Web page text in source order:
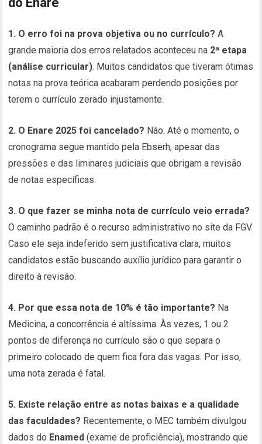
1. O erro foi na prova objetiva ou no currículo? A
grande maioria dos erros relatados aconteceu na 2ª etapa
(análise curricular). Muitos candidatos que tiveram ótimas
notas na prova teórica acabaram perdendo posições por
terem o currículo zerado injustamente.
2. O Enare 2025 foi cancelado? Não. Até o momento, o
cronograma segue mantido pela Ebserh, apesar das
pressões e das liminares judiciais que obrigam a revisão
de notas específicas.
3. O que fazer se minha nota de currículo veio errada?
O caminho padrão é o recurso administrativo no site da FGV.
Caso ele seja indeferido sem justificativa clara, muitos
candidatos estão buscando auxílio jurídico para garantir o
direito à revisão.
4. Por que essa nota de 10% é tão importante? Na
Medicina, a concorrência é altíssima. Às vezes, 1 ou 2
pontos de diferença no currículo são o que separa o
primeiro colocado de quem fica fora das vagas. Por isso,
uma nota zerada é fatal.
5. Existe relação entre as notas baixas e a qualidade
das faculdades? Recentemente, o MEC também divulgou
dados do Enamed (exame de proficiência), mostrando que